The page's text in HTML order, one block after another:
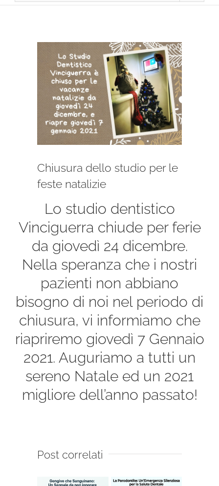
Ingrandisci
immagine
Chiusura dello studio per le
feste natalizie
Lo studio dentistico
Vinciguerra chiude per ferie
da giovedì 24 dicembre.
Nella speranza che i nostri
pazienti non abbiano
bisogno di noi nel periodo di
chiusura, vi informiamo che
riapriremo giovedì 7 Gennaio
2021. Auguriamo a tutti un
sereno Natale ed un 2021
migliore dell’anno passato!
Post correlati